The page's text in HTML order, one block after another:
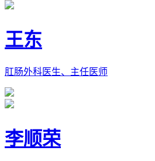
王东
肛肠外科医生、主任医师
李顺荣